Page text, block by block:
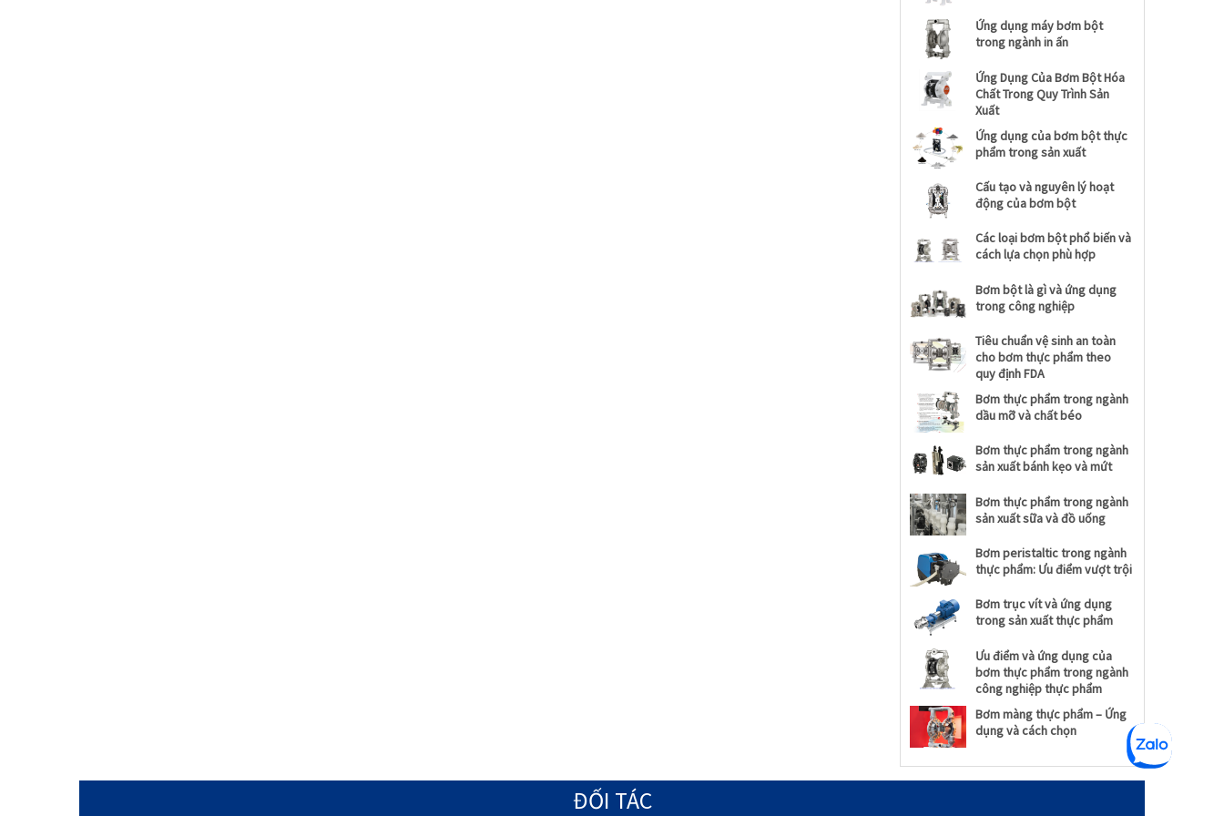
Ứng dụng máy bơm bột
trong ngành in ấn
Ứng Dụng Của Bơm Bột Hóa
Chất Trong Quy Trình Sản
Xuất
Ứng dụng của bơm bột thực
phẩm trong sản xuất
Cấu tạo và nguyên lý hoạt
động của bơm bột
Các loại bơm bột phổ biến và
cách lựa chọn phù hợp
Bơm bột là gì và ứng dụng
trong công nghiệp
Tiêu chuẩn vệ sinh an toàn
cho bơm thực phẩm theo
quy định FDA
Bơm thực phẩm trong ngành
dầu mỡ và chất béo
Bơm thực phẩm trong ngành
sản xuất bánh kẹo và mứt
Bơm thực phẩm trong ngành
sản xuất sữa và đồ uống
Bơm peristaltic trong ngành
thực phẩm: Ưu điểm vượt trội
Bơm trục vít và ứng dụng
trong sản xuất thực phẩm
Ưu điểm và ứng dụng của
bơm thực phẩm trong ngành
công nghiệp thực phẩm
Bơm màng thực phẩm – Ứng
dụng và cách chọn
ĐỐI TÁC